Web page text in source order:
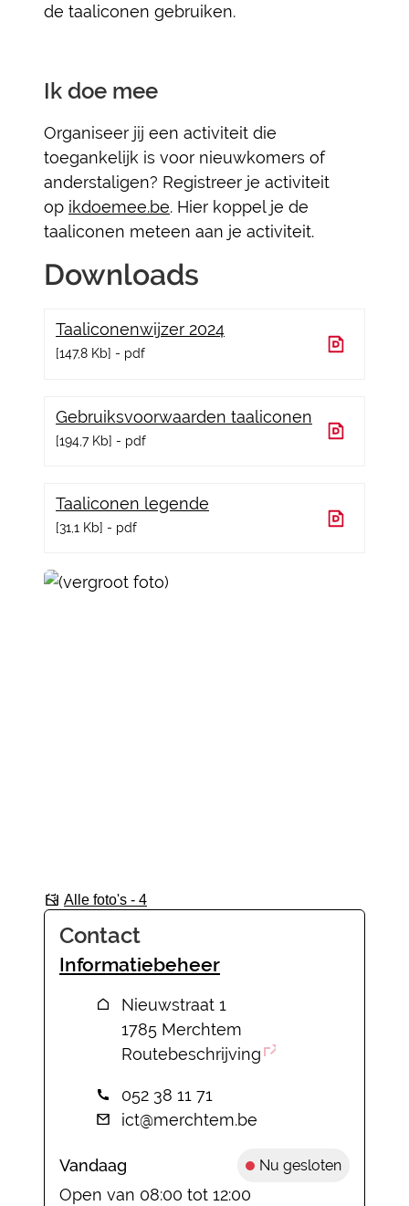
de taaliconen gebruiken.
Ik doe mee
Organiseer jij een activiteit die
toegankelijk is voor nieuwkomers of
anderstaligen? Registreer je activiteit
op ikdoemee.be. Hier koppel je de
taaliconen meteen aan je activiteit.
Downloads
Taaliconenwijzer 2024
147,8 Kb pdf
Gebruiksvoorwaarden taaliconen
194,7 Kb pdf
Taaliconen legende
31,1 Kb pdf
Alle foto's - 4
Contact
Informatiebeheer
Adres
Nieuwstraat 1
,1785 Merchtem
Routebeschrijving
052 38 11 71
E-mail
ict@merchtem.be
Vandaag Nu gesloten
Open van 08:00 tot 12:00